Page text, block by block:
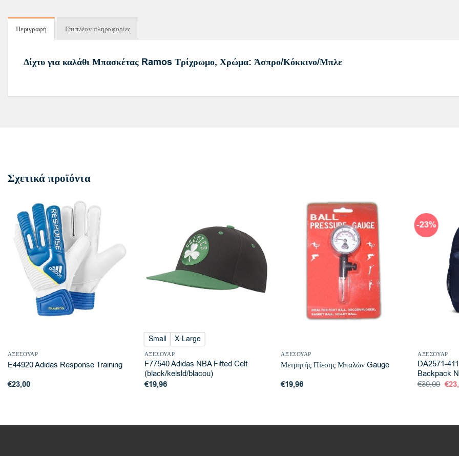
Περιγραφή Επιπλέον πληροφορίες
Δίχτυ για καλάθι Μπασκέτας Ramos Τρίχρωμο, Χρώμα: Άσπρο/Κόκκινο/Μπλε
Σχετικά προϊόντα
ΑΞΕΣΟΥΆΡ
E44920 Adidas Response Training
€23,00
Small X-Large
ΑΞΕΣΟΥΆΡ
F77540 Adidas NBA Fitted Celt
(black/kelsld/blacou)
€19,96
ΑΞΕΣΟΥΆΡ
Μετρητής Πίεσης Μπαλών Gauge
€19,96
-23%
ΑΞΕΣΟΥΆΡ
DA2571-
Backpack
€30,00
price
€